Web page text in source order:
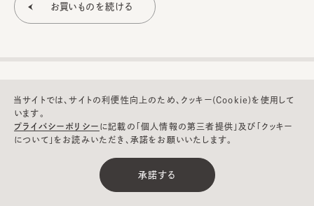
©CA4LA INC. All Rights Reserved.
当サイトでは、サイトの利便性向上のため、クッキー(Cookie)を使用して
います。
プライバシーポリシー に記載の「個人情報の第三者提供」及び「クッキー
について」をお読みいただき、承諾をお願いいたします。
承諾する